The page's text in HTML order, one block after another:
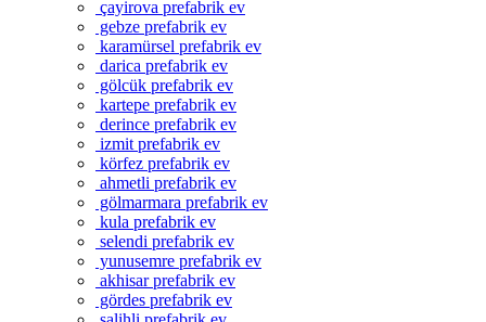
çayirova prefabrik ev
gebze prefabrik ev
karamürsel prefabrik ev
darica prefabrik ev
gölcük prefabrik ev
kartepe prefabrik ev
derince prefabrik ev
izmit prefabrik ev
körfez prefabrik ev
ahmetli prefabrik ev
gölmarmara prefabrik ev
kula prefabrik ev
selendi prefabrik ev
yunusemre prefabrik ev
akhisar prefabrik ev
gördes prefabrik ev